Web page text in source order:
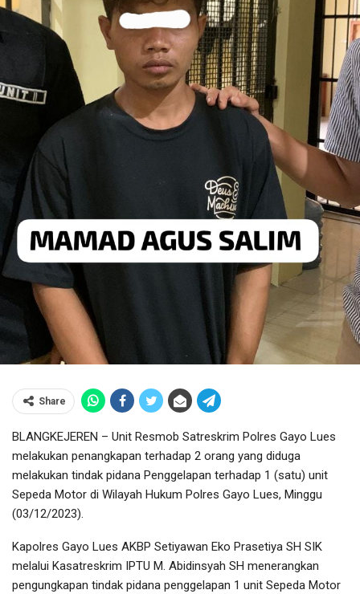
Share
BLANGKEJEREN – Unit Resmob Satreskrim Polres Gayo Lues
melakukan penangkapan terhadap 2 orang yang diduga
melakukan tindak pidana Penggelapan terhadap 1 (satu) unit
Sepeda Motor di Wilayah Hukum Polres Gayo Lues, Minggu
(03/12/2023).
Kapolres Gayo Lues AKBP Setiyawan Eko Prasetiya SH SIK
melalui Kasatreskrim IPTU M. Abidinsyah SH menerangkan
pengungkapan tindak pidana penggelapan 1 unit Sepeda Motor